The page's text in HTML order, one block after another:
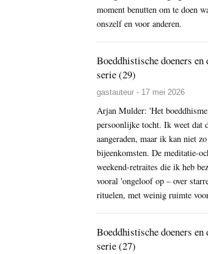
moment benutten om te doen
onszelf en voor anderen.
Boeddhistische doeners en
serie (29)
gastauteur - 17 mei 2026
Arjan Mulder: 'Het
persoonlijke tocht. Ik weet dat
aangeraden, maar ik kan niet
bijeenkomsten. De meditatie-
weekend-retraites die ik heb
vooral 'ongeloof op – over
rituelen, met weinig ruimte
Boeddhistische doeners en
serie (27)